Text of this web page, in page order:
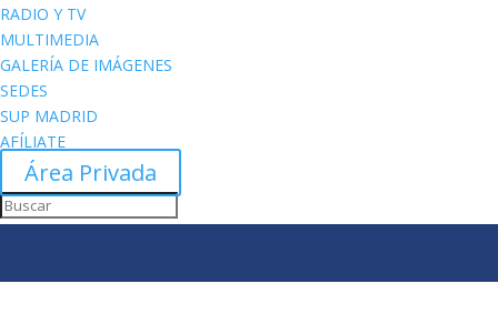
RADIO Y TV
MULTIMEDIA
GALERÍA DE IMÁGENES
SEDES
SUP MADRID
AFÍLIATE
Área Privada